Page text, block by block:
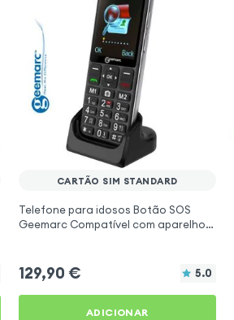
CARTÃO SIM STANDARD
Telefone para idosos Botão SOS
Geemarc Compatível com aparelhos
129,90 € 5.0
ADICIONAR